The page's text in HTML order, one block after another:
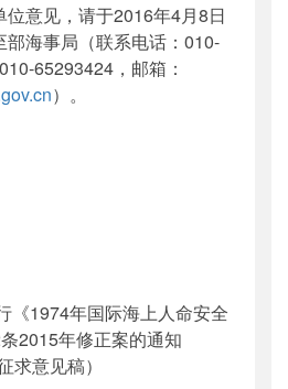
意见，请于2016年4月8日
海事局（联系电话：010-
65293424，邮箱：
）。
《1974年国际海上人命安全
2015年修正案的通知
征求意见稿）